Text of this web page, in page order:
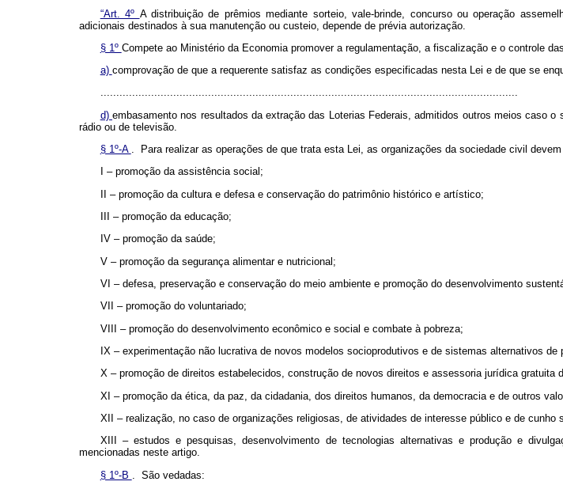
“Art. 4º A distribuição de prêmios mediante sorteio, vale-brinde, concurso ou operação
adicionais destinados à sua manutenção ou custeio, depende de prévia autorização.
§ 1º Compete ao Ministério da Economia promover a regulamentação, a fiscalização e o controle
a) comprovação de que a requerente satisfaz as condições especificadas nesta Lei e de que se
....................................................................................................................................
d) embasamento nos resultados da extração das Loterias Federais, admitidos outros meios caso
rádio ou de televisão.
§ 1º-A . Para realizar as operações de que trata esta Lei, as organizações da sociedade civil
I – promoção da assistência social;
II – promoção da cultura e defesa e conservação do patrimônio histórico e artístico;
III – promoção da educação;
IV – promoção da saúde;
V – promoção da segurança alimentar e nutricional;
VI – defesa, preservação e conservação do meio ambiente e promoção do desenvolvimento
VII – promoção do voluntariado;
VIII – promoção do desenvolvimento econômico e social e combate à pobreza;
IX – experimentação não lucrativa de novos modelos socioprodutivos e de sistemas alternativos de
X – promoção de direitos estabelecidos, construção de novos direitos e assessoria jurídica gratuita
XI – promoção da ética, da paz, da cidadania, dos direitos humanos, da democracia e de outros
XII – realização, no caso de organizações religiosas, de atividades de interesse público e de
XIII – estudos e pesquisas, desenvolvimento de tecnologias alternativas e produção e
mencionadas neste artigo.
§ 1º-B
. São vedadas: